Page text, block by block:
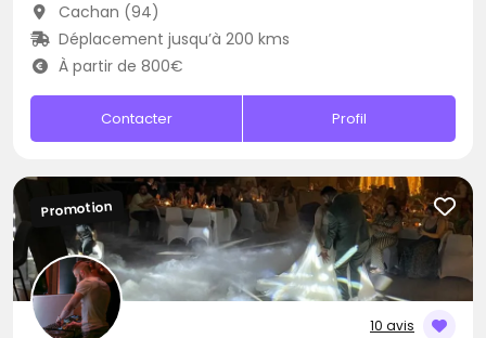
Cachan (94)
Déplacement jusqu’à 200 kms
À partir de 800€
Contacter Profil
10 avis
Promotion